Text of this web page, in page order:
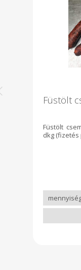
Füstölt
Füstölt
dkg